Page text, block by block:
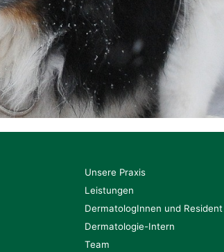
Unsere Praxis
Leistungen
DermatologInnen und Resident
Dermatologie-Intern
Team